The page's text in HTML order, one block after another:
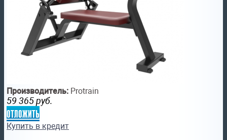
Производитель: Protrain
59 365 руб.
отложить
Купить в кредит